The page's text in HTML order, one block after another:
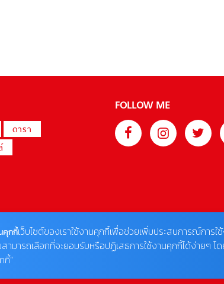
ออกมารสชาตินุ่มนวลหอมมัน
เทศจากเชียงใหม่ โหระพา
เป็นน้ำสลัด ถือเป็นอีกหนึ่งจ
ต้องสั่ง Nuvole Di Ricottaแ
ดารา
FOLLOW ME
คุกกี้เว็บไซต์ของเราใช้งานคุกกี้เพื่อช่วยเพิ่มประสบการณ์การใ
มารถเลือกที่จะยอมรับหรือปฏิเสธการใช้งานคุกกี้ได้ง่ายๆ โด
กี้”